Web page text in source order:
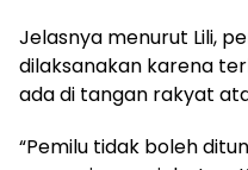
Jelasnya menurut Lili,
dilaksanakan karena
ada di tangan rakyat
“Pemilu tidak boleh